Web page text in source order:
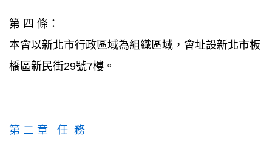
第 四 條：
本會以新北市行政區域為組織區域，會址設新北市板
橋區新民街29號7樓。
第 二 章 任 務